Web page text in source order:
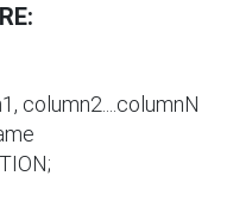
column2....columnN